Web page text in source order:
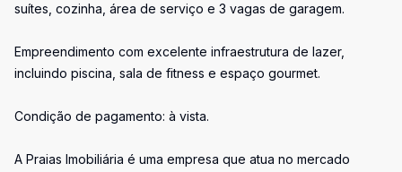
suítes, cozinha, área de serviço e 3 vagas de garagem.
Empreendimento com excelente infraestrutura de lazer,
incluindo piscina, sala de fitness e espaço gourmet.
Condição de pagamento: à vista.
A Praias Imobiliária é uma empresa que atua no mercado